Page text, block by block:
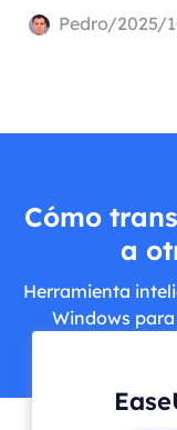
Pedro/2025/
Cómo
a
Herramienta
Windows